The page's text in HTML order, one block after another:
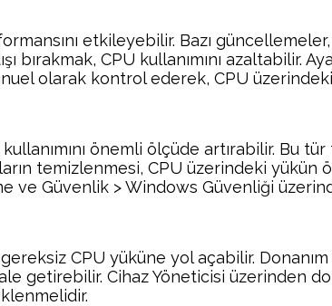
etkileyebilir. Bazı
bırakmak, CPU kullanımını
olarak kontrol ederek, CPU
kullanımını önemli ölçüde artırabilir. Bu
temizlenmesi, CPU üzerindeki
ve Güvenlik > Windows Güvenliği
CPU yüküne yol açabilir.
getirebilir. Cihaz Yöneticisi üzerinden